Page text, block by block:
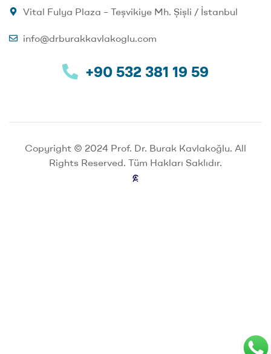
Vital Fulya Plaza – Teşvikiye Mh. Şişli / İstanbul
info@drburakkavlakoglu.com
+90 532 381 19 59
Copyright © 2024 Prof. Dr. Burak Kavlakoğlu. All
Rights Reserved. Tüm Hakları Saklıdır.